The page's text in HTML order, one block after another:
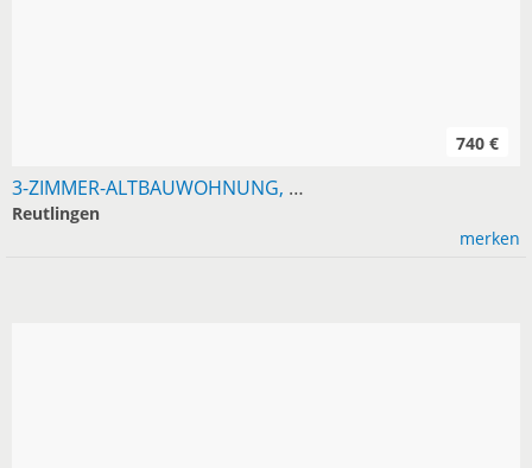
3-ZIMMER-ALTBAUWOHNUNG, 80 M², REUTLINGEN-BETZINGEN
740 €
Reutlingen
merken